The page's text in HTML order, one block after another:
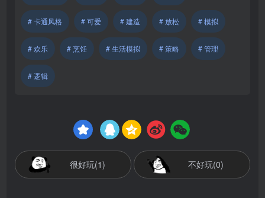
# 卡通风格 # 可爱 # 建造 # 放松 # 模拟
# 欢乐 # 烹饪 # 生活模拟 # 策略 # 管理
# 逻辑
很好玩(1) 不好玩(0)